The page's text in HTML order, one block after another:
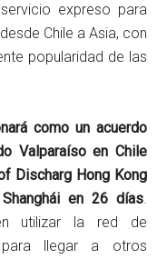
expreso para
Chile a Asia, con
popularidad de las
como un acuerdo
Valparaíso en Chile
Discharg Hong Kong
en 26 días.
utilizar la red de
para llegar a otros